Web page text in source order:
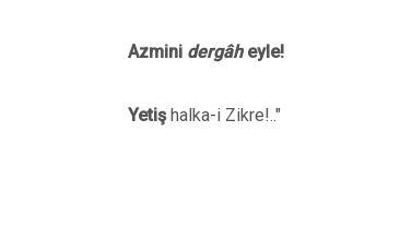
Azmini dergâheyle!
Yetişhalka-i Zikre!.."